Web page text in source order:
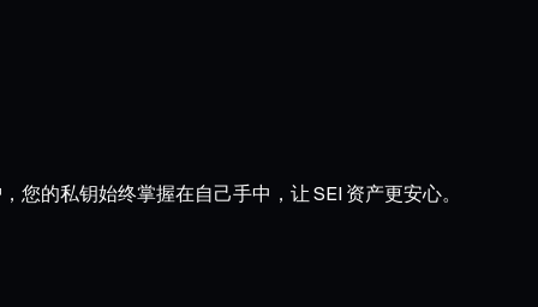
的私钥始终掌握在自己手中，让 SEI 资产更安心。